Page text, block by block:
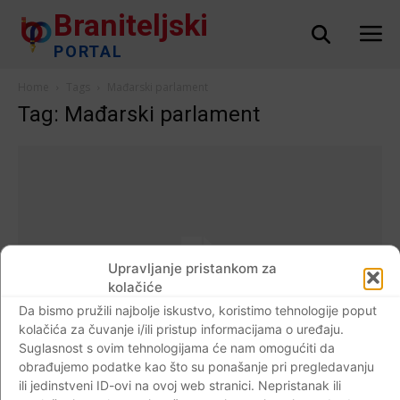
Upravljanje pristankom za
kolačiće
Da bismo pružili najbolje iskustvo, koristimo tehnologije poput
kolačića za čuvanje i/ili pristup informacijama o uređaju.
Suglasnost s ovim tehnologijama će nam omogućiti da
obrađujemo podatke kao što su ponašanje pri pregledavanju
ili jedinstveni ID-ovi na ovoj web stranici. Nepristanak ili
Braniteljski
PORTAL
Tag: Mađarski parlament
AKTUALNO